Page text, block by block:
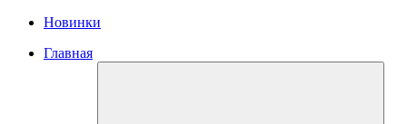
Новинки
Главная